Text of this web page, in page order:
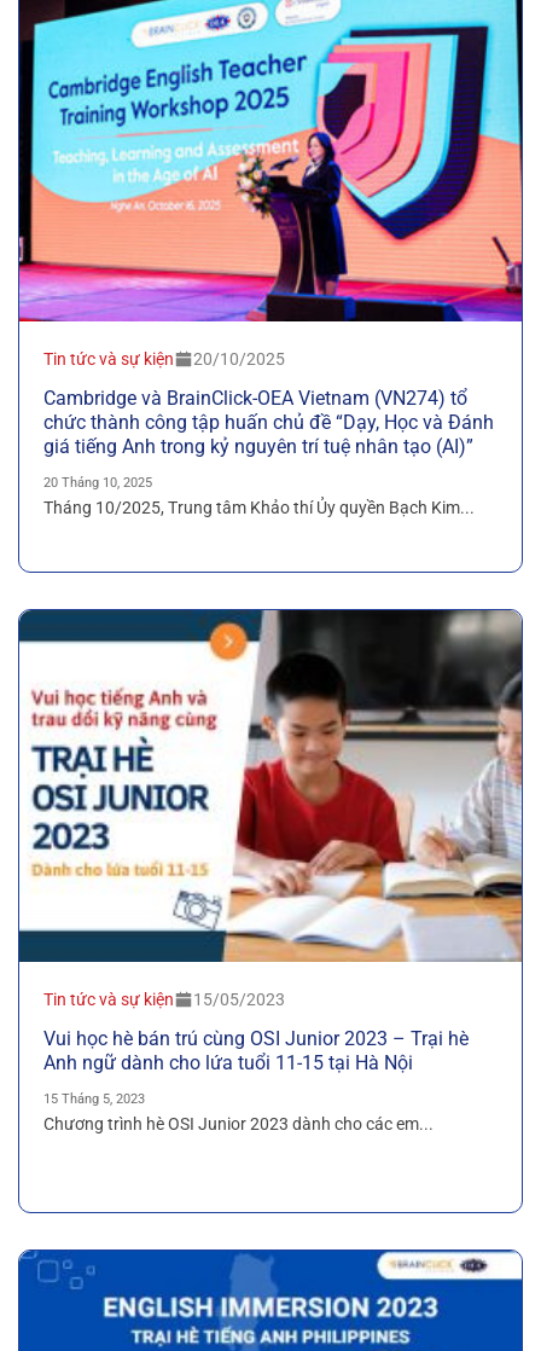
Tin tức và sự kiện 20/10/2025
Cambridge và BrainClick-OEA Vietnam (VN274) tổ
chức thành công tập huấn chủ đề “Dạy, Học và Đánh
giá tiếng Anh trong kỷ nguyên trí tuệ nhân tạo (AI)”
20 Tháng 10, 2025
Tháng 10/2025, Trung tâm Khảo thí Ủy quyền Bạch Kim...
Tin tức và sự kiện 15/05/2023
Vui học hè bán trú cùng OSI Junior 2023 – Trại hè
Anh ngữ dành cho lứa tuổi 11-15 tại Hà Nội
15 Tháng 5, 2023
Chương trình hè OSI Junior 2023 dành cho các em...